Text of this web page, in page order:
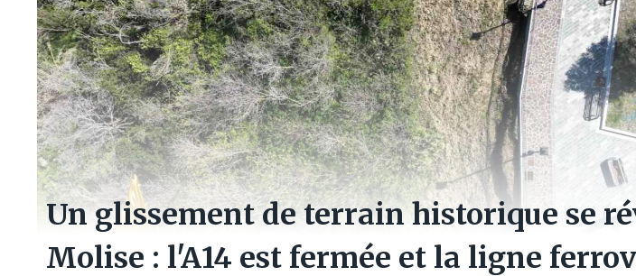
Un glissement de terrain historique se
Molise : l'A14 est fermée et la ligne